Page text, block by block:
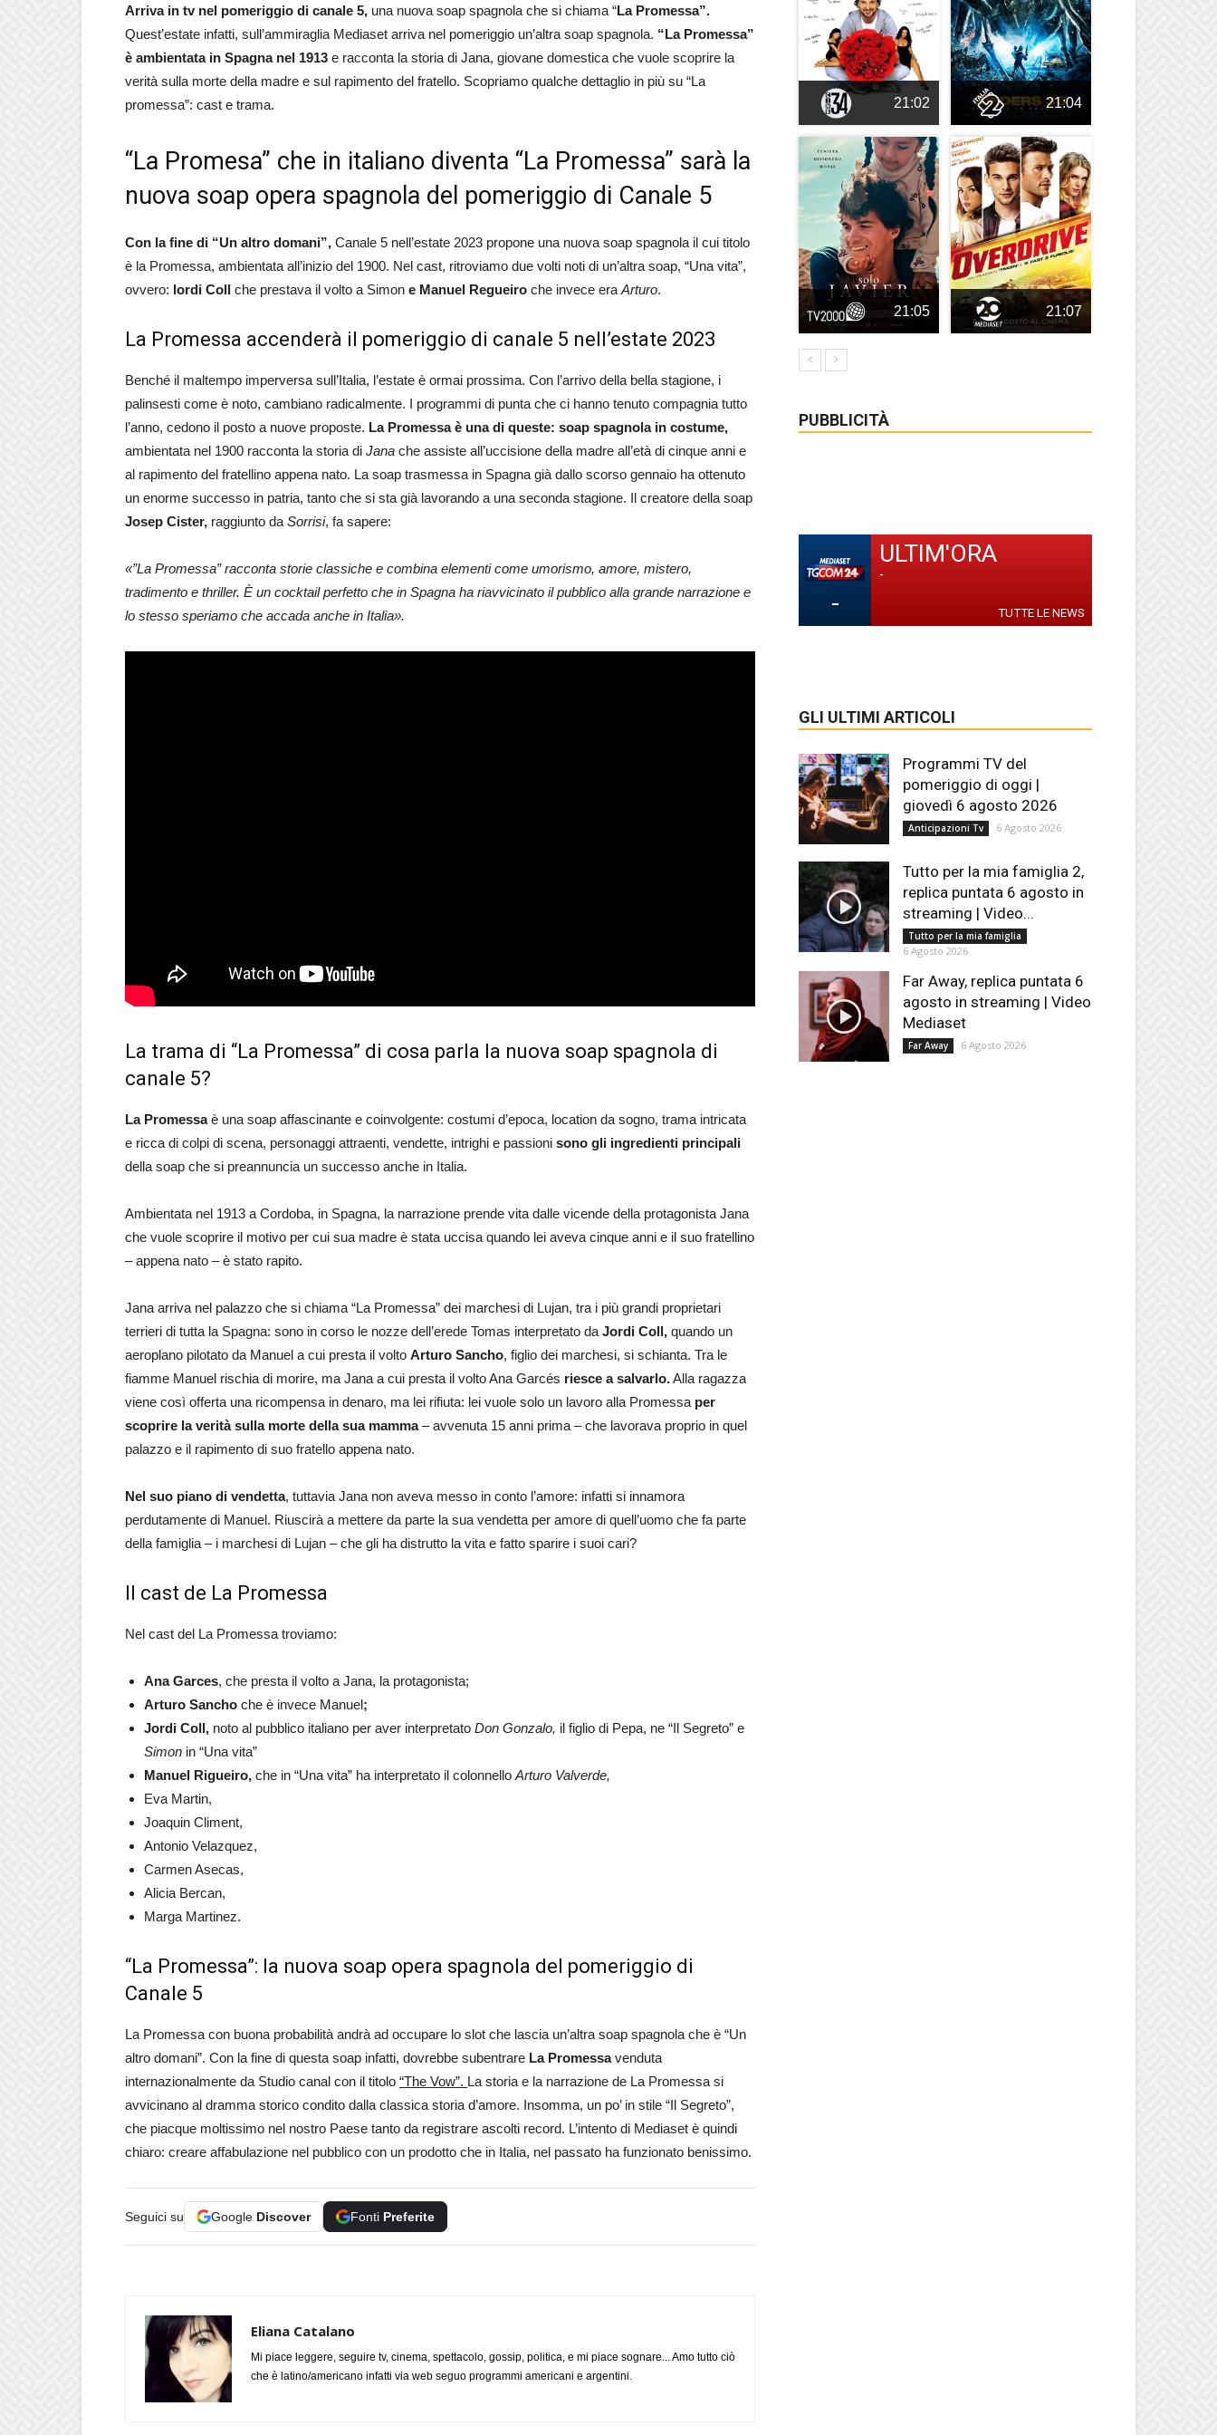
Arriva in tv nel pomeriggio di canale 5, una nuova soap spagnola che si chiama “La Promessa”.
Quest’estate infatti, sull’ammiraglia Mediaset arriva nel pomeriggio un’altra soap spagnola. “La Promessa”
è ambientata in Spagna nel 1913 e racconta la storia di Jana, giovane domestica che vuole scoprire la
verità sulla morte della madre e sul rapimento del fratello. Scopriamo qualche dettaglio in più su “La
promessa”: cast e trama.
“La Promesa” che in italiano diventa “La Promessa” sarà la
nuova soap opera spagnola del pomeriggio di Canale 5
Con la fine di “Un altro domani”, Canale 5 nell’estate 2023 propone una nuova soap spagnola il cui titolo
è la Promessa, ambientata all’inizio del 1900. Nel cast, ritroviamo due volti noti di un’altra soap, “Una vita”,
ovvero: lordi Coll che prestava il volto a Simon e Manuel Regueiro che invece era Arturo.
La Promessa accenderà il pomeriggio di canale 5 nell’estate 2023
Benché il maltempo imperversa sull’Italia, l’estate è ormai prossima. Con l’arrivo della bella stagione, i
palinsesti come è noto, cambiano radicalmente. I programmi di punta che ci hanno tenuto compagnia tutto
l’anno, cedono il posto a nuove proposte. La Promessa è una di queste: soap spagnola in costume,
ambientata nel 1900 racconta la storia di Jana che assiste all’uccisione della madre all’età di cinque anni e
al rapimento del fratellino appena nato. La soap trasmessa in Spagna già dallo scorso gennaio ha ottenuto
un enorme successo in patria, tanto che si sta già lavorando a una seconda stagione. Il creatore della soap
Josep Cister, raggiunto da Sorrisi, fa sapere:
«”La Promessa” racconta storie classiche e combina elementi come umorismo, amore, mistero,
tradimento e thriller. È un cocktail perfetto che in Spagna ha riavvicinato il pubblico alla grande narrazione e
lo stesso speriamo che accada anche in Italia».
La trama di “La Promessa” di cosa parla la nuova soap spagnola di
canale 5?
La Promessaè una soap affascinante e coinvolgente: costumi d’epoca, location da sogno, trama intricata
e ricca di colpi di scena, personaggi attraenti, vendette, intrighi e passioni sono gli ingredienti principali
della soap che si preannuncia un successo anche in Italia.
Ambientata nel 1913 a Cordoba, in Spagna, la narrazione prende vita dalle vicende della protagonista Jana
che vuole scoprire il motivo per cui sua madre è stata uccisa quando lei aveva cinque anni e il suo fratellino
– appena nato – è stato rapito.
Jana arriva nel palazzo che si chiama “La Promessa” dei marchesi di Lujan, tra i più grandi proprietari
terrieri di tutta la Spagna: sono in corso le nozze dell’erede Tomas interpretato da Jordi Coll, quando un
aeroplano pilotato da Manuel a cui presta il volto Arturo Sancho, figlio dei marchesi, si schianta. Tra le
fiamme Manuel rischia di morire, ma Jana a cui presta il volto Ana Garcés riesce a salvarlo.Alla ragazza
viene così offerta una ricompensa in denaro, ma lei rifiuta: lei vuole solo un lavoro alla Promessa per
scoprire la verità sulla morte della sua mamma– avvenuta 15 anni prima – che lavorava proprio in quel
palazzo e il rapimento di suo fratello appena nato.
Nel suo piano di vendetta, tuttavia Jana non aveva messo in conto l’amore: infatti si innamora
perdutamente di Manuel. Riuscirà a mettere da parte la sua vendetta per amore di quell’uomo che fa parte
della famiglia – i marchesi di Lujan – che gli ha distrutto la vita e fatto sparire i suoi cari?
Il cast de La Promessa
Nel cast del La Promessa troviamo:
Ana Garces, che presta il volto a Jana, la protagonista;
Arturo Sancho che è invece Manuel;
Jordi Coll, noto al pubblico italiano per aver interpretato Don Gonzalo, il figlio di Pepa, ne “Il Segreto” e
Simon in “Una vita”
Manuel Rigueiro, che in “Una vita” ha interpretato il colonnello Arturo Valverde,
Eva Martin,
Joaquin Climent,
Antonio Velazquez,
Carmen Asecas,
Alicia Bercan,
Marga Martinez.
“La Promessa”: la nuova soap opera spagnola del pomeriggio di
Canale 5
La Promessa con buona probabilità andrà ad occupare lo slot che lascia un’altra soap spagnola che è “Un
altro domani”. Con la fine di questa soap infatti, dovrebbe subentrare La Promessavenduta
internazionalmente da Studio canal con il titolo “The Vow”. La storia e la narrazione de La Promessa si
avvicinano al dramma storico condito dalla classica storia d’amore. Insomma, un po’ in stile “Il Segreto”,
che piacque moltissimo nel nostro Paese tanto da registrare ascolti record. L’intento di Mediaset è quindi
chiaro: creare affabulazione nel pubblico con un prodotto che in Italia, nel passato ha funzionato benissimo.
Seguici su Google Discover Fonti Preferite
Eliana Catalano
Mi piace leggere, seguire tv, cinema, spettacolo, gossip, politica, e mi piace sognare... Amo tutto ciò
che è latino/americano infatti via web seguo programmi americani e argentini.
21:02 21:04
21:05 21:07
PUBBLICITÀ
-
ULTIM'ORA
-
TUTTE LE NEWS
GLI ULTIMI ARTICOLI
Programmi TV del
pomeriggio di oggi |
giovedì 6 agosto 2026
Anticipazioni Tv 6 Agosto 2026
Tutto per la mia famiglia 2,
replica puntata 6 agosto in
streaming | Video...
Tutto per la mia famiglia
6 Agosto 2026
Far Away, replica puntata 6
agosto in streaming | Video
Mediaset
Far Away 6 Agosto 2026